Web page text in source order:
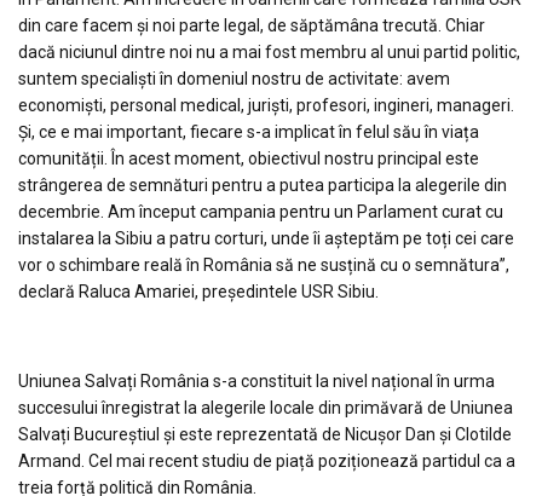
din care facem și noi parte legal, de săptămâna trecută. Chiar
dacă niciunul dintre noi nu a mai fost membru al unui partid politic,
suntem specialiști în domeniul nostru de activitate: avem
economiști, personal medical, juriști, profesori, ingineri, manageri.
Și, ce e mai important, fiecare s-a implicat în felul său în viața
comunității. În acest moment, obiectivul nostru principal este
strângerea de semnături pentru a putea participa la alegerile din
decembrie. Am început campania pentru un Parlament curat cu
instalarea la Sibiu a patru corturi, unde îi așteptăm pe toți cei care
vor o schimbare reală în România să ne susțină cu o semnătura”,
declară Raluca Amariei, președintele USR Sibiu.
Uniunea Salvați România s-a constituit la nivel național în urma
succesului înregistrat la alegerile locale din primăvară de Uniunea
Salvați Bucureștiul și este reprezentată de Nicușor Dan și Clotilde
Armand. Cel mai recent studiu de piață poziționează partidul ca a
treia forță politică din România.